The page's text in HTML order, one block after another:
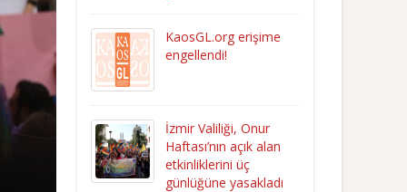
KaosGL.org erişime
engellendi!
İzmir Valiliği, Onur
Haftası’nın açık alan
etkinliklerini üç
günlüğüne yasakladı